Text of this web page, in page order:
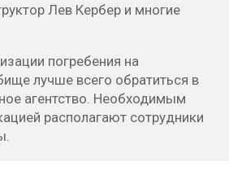
Лев Кербер и многие
погребения на
лучше всего обратиться в
агентство. Необходимым
располагают сотрудники